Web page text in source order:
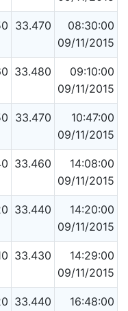
33.470
08:30:00
09/11/2015
33.480
09:10:00
09/11/2015
33.470
10:47:00
09/11/2015
33.460
14:08:00
09/11/2015
33.440
14:20:00
09/11/2015
33.430
14:29:00
09/11/2015
33.440
16:48:00